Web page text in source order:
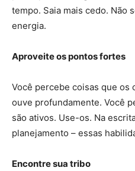
tempo. Saia mais cedo. Não
energia.
Aproveite os pontos fortes
Você percebe coisas que os
ouve profundamente. Você
são ativos. Use-os. Na
planejamento – essas
Encontre sua tribo